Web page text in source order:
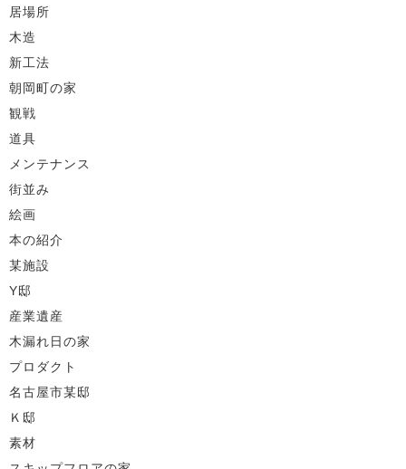
居場所
木造
新工法
朝岡町の家
観戦
道具
メンテナンス
街並み
絵画
本の紹介
某施設
Y邸
産業遺産
木漏れ日の家
プロダクト
名古屋市某邸
Ｋ邸
素材